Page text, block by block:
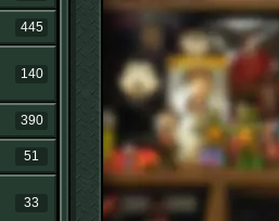
445
140
390
51
33